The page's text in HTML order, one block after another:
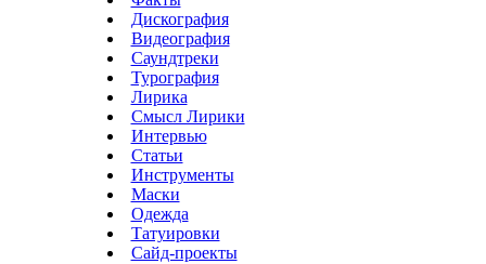
Дискография
Видеография
Саундтреки
Турография
Лирика
Смысл Лирики
Интервью
Статьи
Инструменты
Маски
Одежда
Татуировки
Сайд-проекты